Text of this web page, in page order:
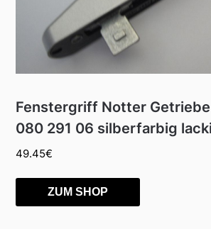
Fenstergriff Notter
080 291 06 silberfarbig
49.45€
ZUM SHOP